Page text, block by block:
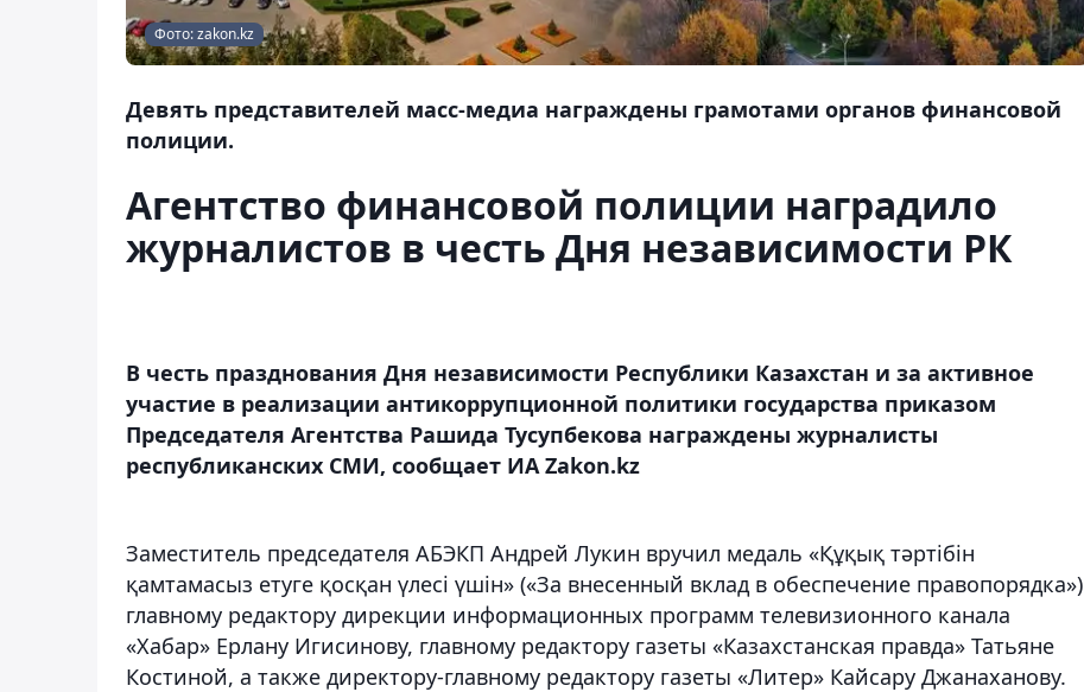
Фото: zakon.kz
Девять представителей масс-медиа награждены грамотами органов финансовой
полиции.
Агентство финансовой полиции наградило
журналистов в честь Дня независимости РК
В честь празднования Дня независимости Республики Казахстан и за активное
участие в реализации антикоррупционной политики государства приказом
Председателя Агентства Рашида Тусупбекова награждены журналисты
республиканских СМИ, сообщает ИА Zakon.kz
Заместитель председателя АБЭКП Андрей Лукин вручил медаль «Құқық тәртібін
қамтамасыз етуге қосқан үлесі үшін» («За внесенный вклад в обеспечение правопорядка»)
главному редактору дирекции информационных программ телевизионного канала
«Хабар» Ерлану Игисинову, главному редактору газеты «Казахстанская правда» Татьяне
Костиной, а также директору-главному редактору газеты «Литер» Кайсару Джанаханову.